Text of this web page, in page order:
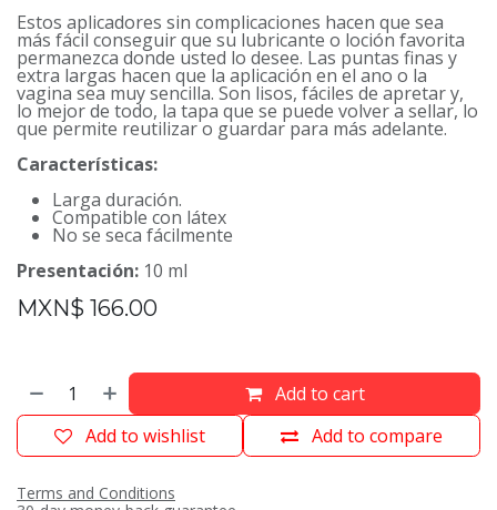
Estos aplicadores sin complicaciones hacen que sea
más fácil conseguir que su lubricante o loción favorita
permanezca donde usted lo desee. Las puntas finas y
extra largas hacen que la aplicación en el ano o la
vagina sea muy sencilla. Son lisos, fáciles de apretar y,
lo mejor de todo, la tapa que se puede volver a sellar, lo
que permite reutilizar o guardar para más adelante.
Características:
Larga duración.
Compatible con látex
No se seca fácilmente
Presentación: 10 ml
MXN$ 166.00
Add to cart
Add to compare
Add to wishlist
Terms and Conditions